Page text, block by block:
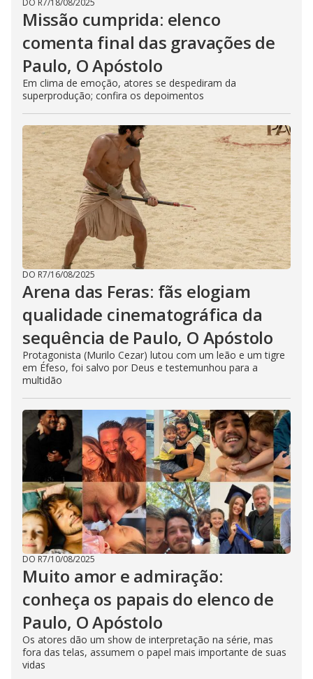
DO R7/18/08/2025
Missão cumprida: elenco
comenta final das gravações de
Paulo, O Apóstolo
Em clima de emoção, atores se despediram da
superprodução; confira os depoimentos
DO R7/16/08/2025
Arena das Feras: fãs elogiam
qualidade cinematográfica da
sequência de Paulo, O Apóstolo
Protagonista (Murilo Cezar) lutou com um leão e um tigre
em Éfeso, foi salvo por Deus e testemunhou para a
multidão
DO R7/10/08/2025
Muito amor e admiração:
conheça os papais do elenco de
Paulo, O Apóstolo
Os atores dão um show de interpretação na série, mas
fora das telas, assumem o papel mais importante de suas
vidas